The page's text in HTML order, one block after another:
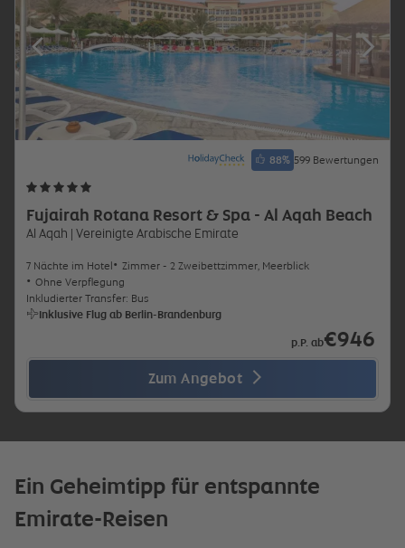
Fujairah Rotana Resort & Spa - Al Aqah Beach
Al Aqah | Vereinigte Arabische Emirate
88% 599 Bewertungen
7 Nächte im Hotel
Zimmer - 2 Zweibettzimmer, Meerblick
Ohne Verpflegung
Inkludierter Transfer: Bus
Inklusive Flug ab Berlin-Brandenburg
p.P. ab€946
Zum Angebot
Ein Geheimtipp für entspannte
Emirate-Reisen